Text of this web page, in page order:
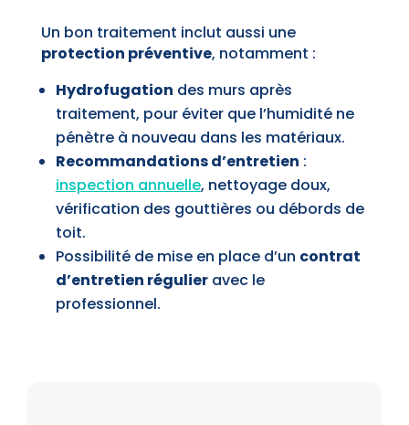
Un bon traitement inclut aussi une
protection préventive, notamment :
Hydrofugation des murs après
traitement, pour éviter que l’humidité ne
pénètre à nouveau dans les matériaux.
Recommandations d’entretien :
inspection annuelle, nettoyage doux,
vérification des gouttières ou débords de
toit.
Possibilité de mise en place d’un contrat
d’entretien régulieravec le
professionnel.